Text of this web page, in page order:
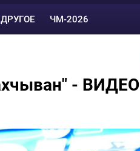
ДРУГОЕ ЧМ-2026
- ВИДЕО